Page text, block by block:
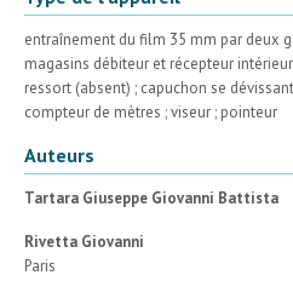
entraînement du film 35 mm par deux
magasins débiteur et récepteur
ressort (absent) ; capuchon se
compteur de mètres ; viseur ; pointeur
Auteurs
Tartara Giuseppe Giovanni Battista
Rivetta Giovanni
Paris